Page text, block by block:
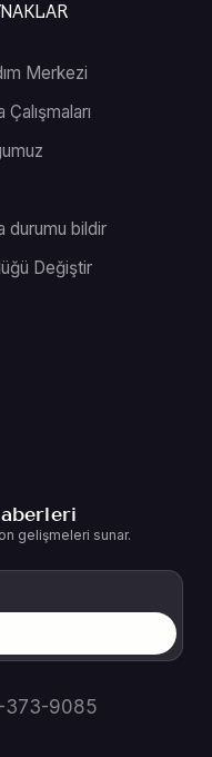
Merkezi
Çalışmaları
durumu bildir
Değiştir
gelişmeleri sunar.
373-9085